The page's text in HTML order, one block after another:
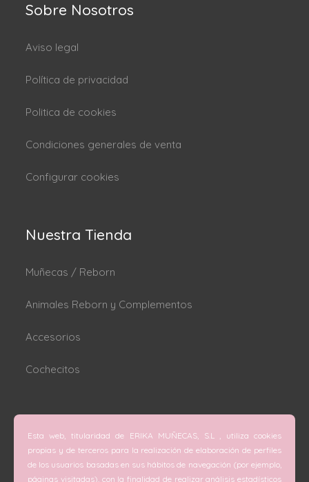
Sobre Nosotros
Aviso legal
Política de privacidad
Politica de cookies
Condiciones generales de venta
Configurar cookies
Nuestra Tienda
Muñecas / Reborn
Animales Reborn y Complementos
Accesorios
Cochecitos
C/ San Vicente Mártir nº 74 (Valencia).
C/ Doctor Melis nº 6 (Grao de Gandía).
Esta web, titularidad de ERIKA MUÑECAS, S.L , utiliza cookies
propias y de terceros para la realización de elaboración de perfiles
de los usuarios basadas en sus hábitos de navegación (por ejemplo,
páginas visitadas), con la finalidad de realizar análisis estadísticos